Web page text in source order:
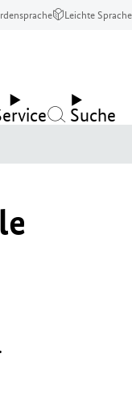
Leichte Sprache
Suche